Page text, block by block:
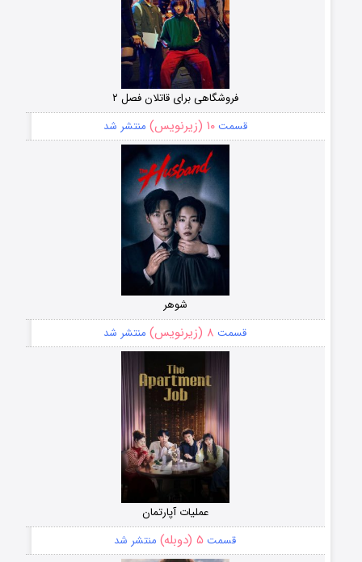
فروشگاهی برای قاتلان فصل ۲
قسمت۱۰ (زیرنویس) منتشر شد
شوهر
قسمت ۸ (زیرنویس) منتشر شد
عملیات آپارتمان
قسمت ۵ (دوبله) منتشر شد